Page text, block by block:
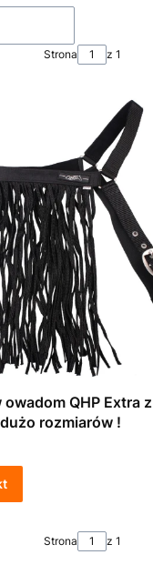
Strona z 1
QHP Extra
rozmiarów !
Strona z 1